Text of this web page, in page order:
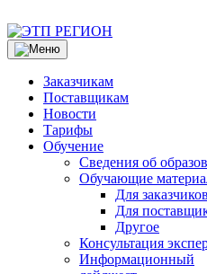
Заказчикам
Поставщикам
Новости
Тарифы
Обучение
Сведения об
Обучающие
Для заказчиков
Для
Другое
Консультация
Информационный